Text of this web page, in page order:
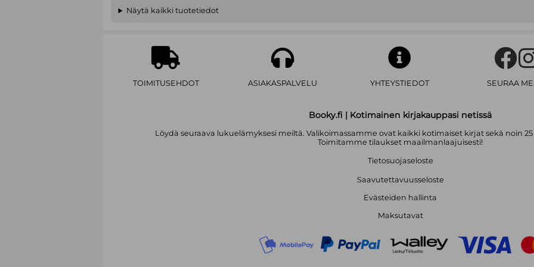
voitettava.
– Ben Hodges, kenraaliluutnantti,
komentaja
Keir Giles
on johtava Venäjä-
Venäjän sotilaspolitiikan ja
2020.
Näytä kaikki tuotetiedot
TOIMITUSEHDOT ASIAKASPALVELU YHTEYSTIEDOT SEURAA
Booky.fi | Kotimainen kirjakauppasi netissä
Löydä seuraava lukuelämyksesi meiltä. Valikoimassamme ovat kaikki kotimaiset kirjat sekä noin
Toimitamme tilaukset maailmanlaajuisesti!
Tietosuojaseloste
Saavutettavuusseloste
Evästeiden hallinta
Maksutavat